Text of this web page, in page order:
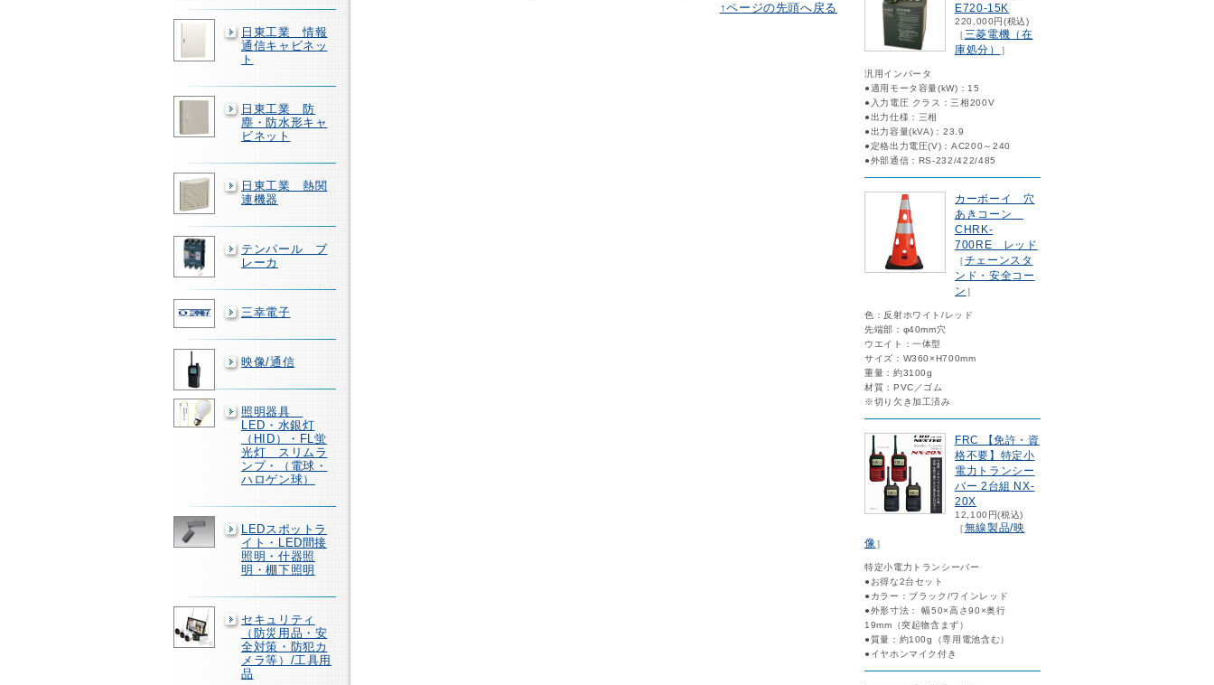
日東工業 情報
通信キャビネッ
ト
日東工業 防
塵・防水形キャ
ビネット
日東工業 熱関
連機器
テンパール ブ
レーカ
三幸電子
映像/通信
照明器具
LED・水銀灯
（HID）・FL蛍
光灯 スリムラ
ンプ・（電球・
ハロゲン球）
LEDスポットラ
イト・LED間接
照明・什器照
明・棚下照明
セキュリティ
（防災用品・安
全対策・防犯カ
メラ等）/工具用
品
↑ページの先頭へ戻る
E720-15K
220,000円(税込)
［三菱電機（在
庫処分）
］
汎用インバータ
●適用モータ容量(kW)：15
●入力電圧 クラス：三相200V
●出力仕様：三相
●出力容量(kVA)：23.9
●定格出力電圧(V)：AC200～240
●外部通信：RS-232/422/485
カーボーイ 穴
あきコーン
CHRK-
700RE レッド
［チェーンスタ
ンド・安全コー
ン ］
色：反射ホワイト/レッド
先端部：φ40mm穴
ウエイト：一体型
サイズ：W360×H700mm
重量：約3100g
材質：PVC／ゴム
※切り欠き加工済み
FRC 【免許・資
格不要】特定小
電力トランシー
バー 2台組 NX-
20X
12,100円(税込)
［無線製品/映
像］
特定小電力トランシーバー
●お得な2台セット
●カラー：ブラック/ワインレッド
●外形寸法： 幅50×高さ90×奥行
19mm（突起物含まず）
●質量：約100g（専用電池含む）
●イヤホンマイク付き